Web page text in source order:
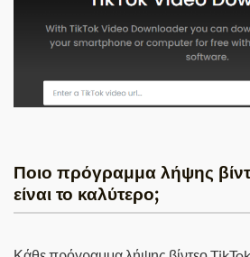
Ποιο πρόγραμμα λήψης
είναι το καλύτερο;